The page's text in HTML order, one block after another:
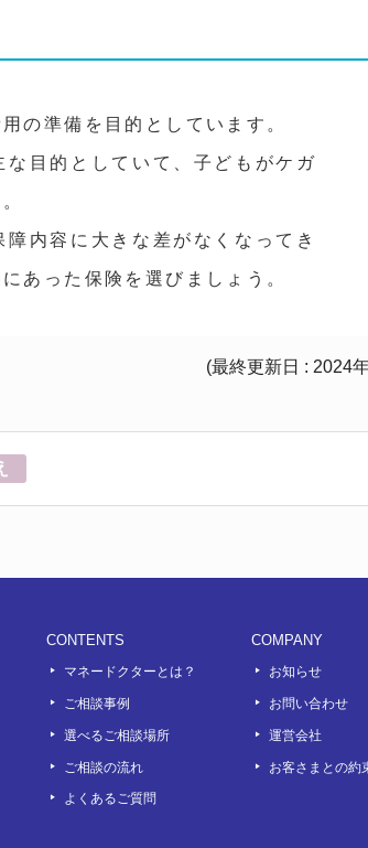
の準備を目的としています。
な目的としていて、子どもがケガ
内容に大きな差がなくなってき
あった保険を選びましょう。
(最終更新日 : 2024
CONTENTS
マネードクターとは？
ご相談事例
選べるご相談場所
ご相談の流れ
よくあるご質問
COMPANY
お知らせ
お問い合わせ
運営会社
お客さまとの約